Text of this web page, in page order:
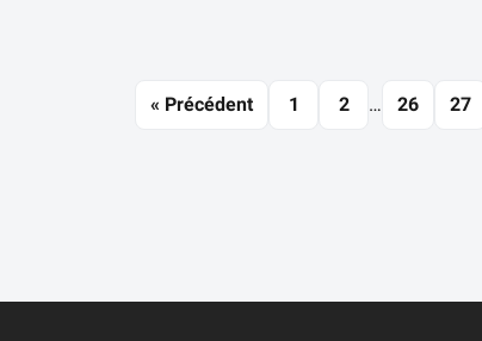
« Précédent 1 2 … 26 27